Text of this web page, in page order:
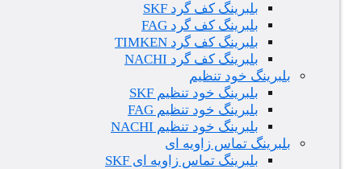
بلبرینگ کف گرد SKF
بلبرینگ کف گرد FAG
بلبرینگ کف گرد TIMKEN
بلبرینگ کف گرد NACHI
بلبرینگ خود تنظیم
بلبرینگ خود تنظیم SKF
بلبرینگ خود تنظیم FAG
بلبرینگ خود تنظیم NACHI
بلبرینگ تماس زاویه ای
بلبرینگ تماس زاویه ای SKF